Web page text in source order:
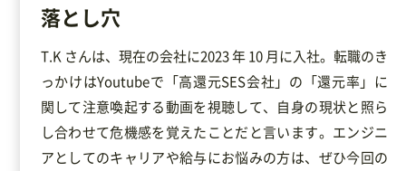
落とし穴
T.K さんは、現在の会社に2023 年 10 月に入社。転職のき
っかけはYoutubeで「高還元SES会社」の「還元率」に
関して注意喚起する動画を視聴して、自身の現状と照ら
し合わせて危機感を覚えたことだと言います。エンジニ
アとしてのキャリアや給与にお悩みの方は、ぜひ今回の